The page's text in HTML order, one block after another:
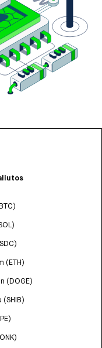
(ETH)
(DOGE)
(SHIB)